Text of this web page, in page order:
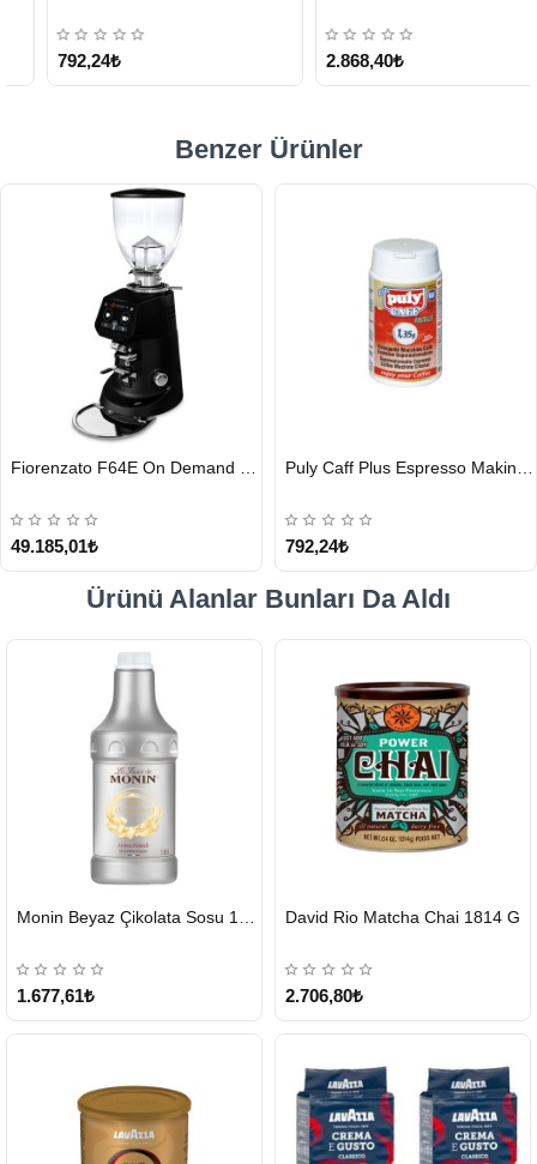
792,24₺ 2.868,40₺
Benzer Ürünler
GÖNDERİ
49.185,01₺
GÖNDERİ
792,24₺
Ürünü Alanlar Bunları Da Aldı
GÖNDERİ
1.677,61₺
GÖNDERİ
David Rio Matcha Chai 1814 G
2.706,80₺